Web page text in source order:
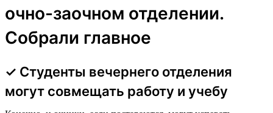
очно-заочном отделении.
Собрали главное
✓ Студенты вечернего отделения
могут совмещать работу и учебу